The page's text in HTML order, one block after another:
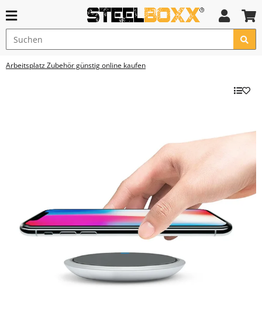
Arbeitsplatz Zubehör günstig online kaufen